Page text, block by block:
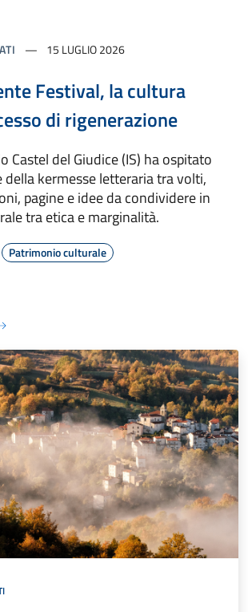
15 LUGLIO 2026
Festival, la cultura
di rigenerazione
Castel del Giudice (IS) ha ospitato
della kermesse letteraria tra volti,
pagine e idee da condividere in
tra etica e marginalità.
Patrimonio culturale